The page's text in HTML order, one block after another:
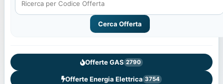
Cerca Offerta
Offerte GAS 2790
Offerte Energia Elettrica 3754